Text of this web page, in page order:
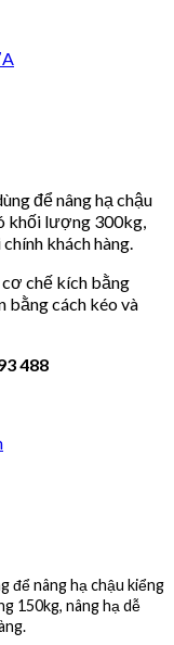
để nâng hạ chậu
khối lượng 300kg,
khách hàng.
chế kích bằng
bằng cách kéo và
488
để nâng hạ chậu kiểng
150kg, nâng hạ dễ